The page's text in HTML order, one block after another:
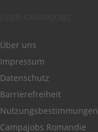
Über uns
Impressum
Datenschutz
Barrierefreiheit
Nutzungsbestimmungen
Campajobs Romandie